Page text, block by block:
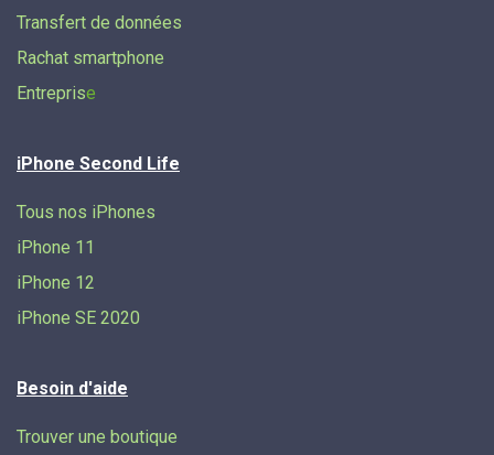
Transfert de données​
Rachat smartphone
Entreprise
iPhone Second Life
Tous nos iPhones
iPhone 11
iPhone 12
iPhone SE 2020
Besoin d'aide
Trouver une boutique